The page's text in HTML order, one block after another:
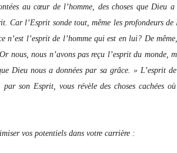
au cœur de l’homme, des choses que Dieu
Car l’Esprit sonde tout, même les profondeurs de
n’est l’esprit de l’homme qui est en lui? De
nous, nous n’avons pas reçu l’esprit du monde,
Dieu nous a données par sa grâce. » L’esprit
par son Esprit, vous révèle des choses cachées
vos potentiels dans votre carrière :